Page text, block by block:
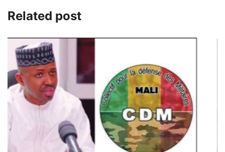
Related post
INFOS DU SOIR DE BAMAKO